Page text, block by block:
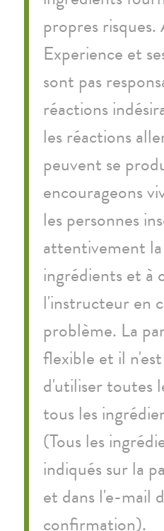
propres
Experience et
sont pas
réactions
les réactions
peuvent se
encourageons
les personnes
attentivement
ingrédients et à
l'instructeur en
problème. La
flexible et il
d'utiliser toutes
tous les
(Tous les
indiqués sur la
et dans l'e-mail
confirmation).